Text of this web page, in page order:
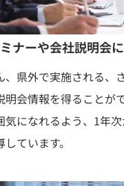
ナーや会社説明会
、県外で実施される、
会情報を得ることが
気になれるよう、1年
ています。